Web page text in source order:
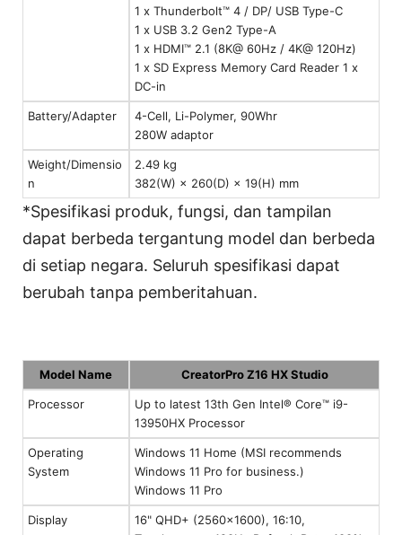
1 x Thunderbolt™ 4 / DP/ USB Type-C
1 x USB 3.2 Gen2 Type-A
1 x HDMI™ 2.1 (8K@ 60Hz / 4K@ 120Hz)
1 x SD Express Memory Card Reader 1 x
DC-in
Battery/Adapter
4-Cell, Li-Polymer, 90Whr
280W adaptor
Weight/Dimensio
n
2.49 kg
382(W) × 260(D) × 19(H) mm
*Spesifikasi produk, fungsi, dan tampilan
dapat berbeda tergantung model dan berbeda
di setiap negara. Seluruh spesifikasi dapat
berubah tanpa pemberitahuan.
Model Name CreatorPro Z16 HX Studio
Processor
Up to latest 13th Gen Intel® Core™ i9-
13950HX Processor
Operating
System
Windows 11 Home (MSI recommends
Windows 11 Pro for business.)
Windows 11 Pro
Display
16" QHD+ (2560x1600), 16:10,